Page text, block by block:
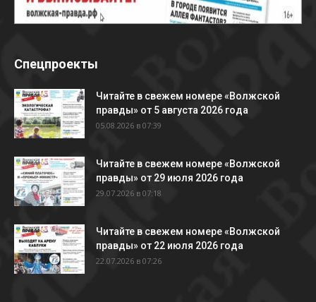
Спецпроекты
Читайте в свежем номере «Волжской
правды» от 5 августа 2026 года
05.08.2026 в 07:39
Читайте в свежем номере «Волжской
правды» от 29 июля 2026 года
29.07.2026 в 07:18
Читайте в свежем номере «Волжской
правды» от 22 июля 2026 года
22.07.2026 в 07:26